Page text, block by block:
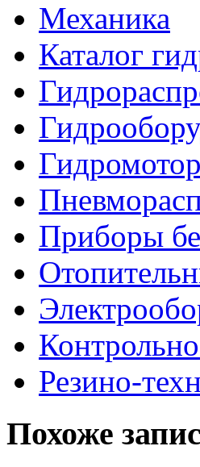
Механика
Каталог
Приборы
Резино-
Похоже